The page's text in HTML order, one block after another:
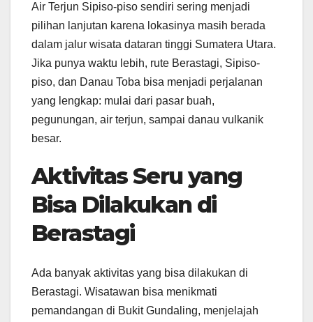
Air Terjun Sipiso-piso sendiri sering menjadi
pilihan lanjutan karena lokasinya masih berada
dalam jalur wisata dataran tinggi Sumatera Utara.
Jika punya waktu lebih, rute Berastagi, Sipiso-
piso, dan Danau Toba bisa menjadi perjalanan
yang lengkap: mulai dari pasar buah,
pegunungan, air terjun, sampai danau vulkanik
besar.
Aktivitas Seru yang
Bisa Dilakukan di
Berastagi
Ada banyak aktivitas yang bisa dilakukan di
Berastagi. Wisatawan bisa menikmati
pemandangan di Bukit Gundaling, menjelajah